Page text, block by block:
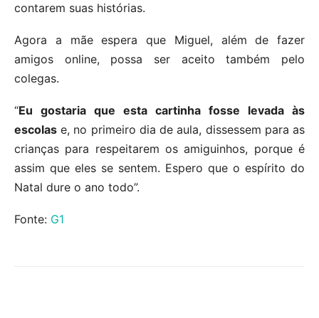
contarem suas histórias.
Agora a mãe espera que Miguel, além de fazer
amigos online, possa ser aceito também pelo
colegas.
“Eu gostaria que esta cartinha fosse levada às
escolas e, no primeiro dia de aula, dissessem para as
crianças para respeitarem os amiguinhos, porque é
assim que eles se sentem. Espero que o espírito do
Natal dure o ano todo”.
Fonte: G1